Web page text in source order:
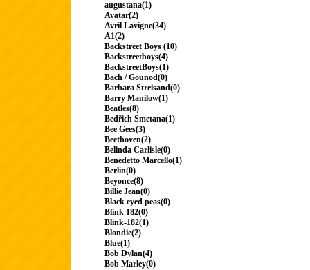
augustana(1)
Avatar(2)
Avril Lavigne(34)
A1(2)
Backstreet Boys (10)
Backstreetboys(4)
BackstreetBoys(1)
Bach / Gounod(0)
Barbara Streisand(0)
Barry Manilow(1)
Beatles(8)
Bedřich Smetana(1)
Bee Gees(3)
Beethoven(2)
Belinda Carlisle(0)
Benedetto Marcello(1)
Berlin(0)
Beyonce(8)
Billie Jean(0)
Black eyed peas(0)
Blink 182(0)
Blink-182(1)
Blondie(2)
Blue(1)
Bob Dylan(4)
Bob Marley(0)